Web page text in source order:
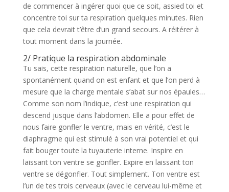
de commencer à ingérer quoi que ce soit, assied toi et
concentre toi sur ta respiration quelques minutes. Rien
que cela devrait t’être d’un grand secours. A réitérer à
tout moment dans la journée.
2/ Pratique la respiration abdominale
Tu sais, cette respiration naturelle, que l’on a
spontanément quand on est enfant et que l’on perd à
mesure que la charge mentale s’abat sur nos épaules…
Comme son nom l’indique, c’est une respiration qui
descend jusque dans l’abdomen. Elle a pour effet de
nous faire gonfler le ventre, mais en vérité, c’est le
diaphragme qui est stimulé à son vrai potentiel et qui
fait bouger toute la tuyauterie interne. Inspire en
laissant ton ventre se gonfler. Expire en laissant ton
ventre se dégonfler. Tout simplement. Ton ventre est
l’un de tes trois cerveaux (avec le cerveau lui-même et